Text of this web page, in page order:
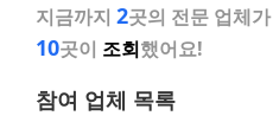
지금까지 2곳의 전문 업체가
10곳이 조회했어요!
참여 업체 목록